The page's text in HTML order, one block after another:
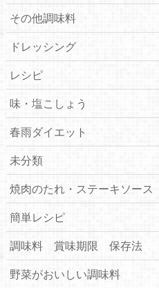
その他調味料
ドレッシング
レシピ
味・塩こしょう
春雨ダイエット
未分類
焼肉のたれ・ステーキソース
簡単レシピ
調味料 賞味期限 保存法
野菜がおいしい調味料